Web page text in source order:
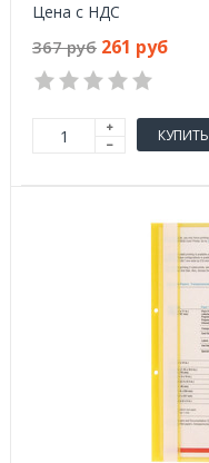
Цена с НДС
367 руб 261 руб
КУПИТЬ